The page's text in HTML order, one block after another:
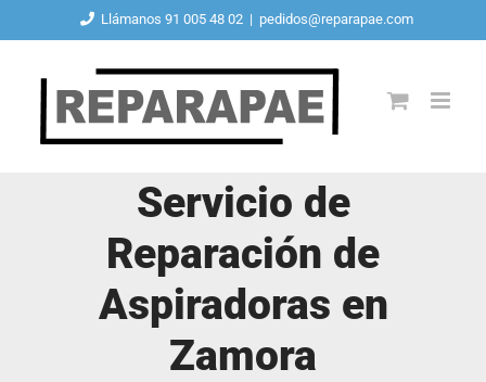
contenido
Llámanos 91 005 48 02 | pedidos@reparapae.com
Servicio de
Reparación de
Aspiradoras en
Zamora